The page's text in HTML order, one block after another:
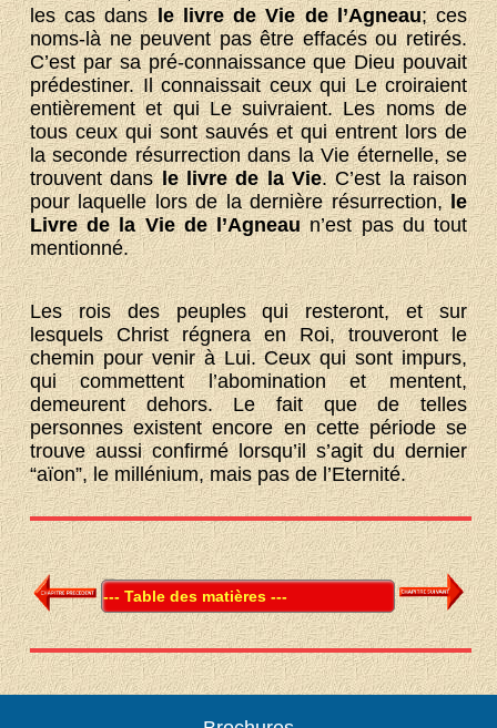
les cas dansle livre de Vie de l’Agneau; ces
noms-là ne peuvent pas être effacés ou retirés.
C’est par sa pré-connaissance que Dieu pouvait
prédestiner. Il connaissait ceux qui Le croiraient
entièrement et qui Le suivraient. Les noms de
tous ceux qui sont sauvés et qui entrent lors de
la seconde résurrection dans la Vie éternelle, se
trouvent dansle livre de la Vie. C’est la raison
pour laquelle lors de la dernière résurrection,le
Livre de la Vie de l’Agneaun’est pas du tout
mentionné.
Les rois des peuples qui resteront, et sur
lesquels Christ régnera en Roi, trouveront le
chemin pour venir à Lui. Ceux qui sont impurs,
qui commettent l’abomination et mentent,
demeurent dehors. Le fait que de telles
personnes existent encore en cette période se
trouve aussi confirmé lorsqu’il s’agit du dernier
“aïon”, le millénium, mais pas de l’Eternité.